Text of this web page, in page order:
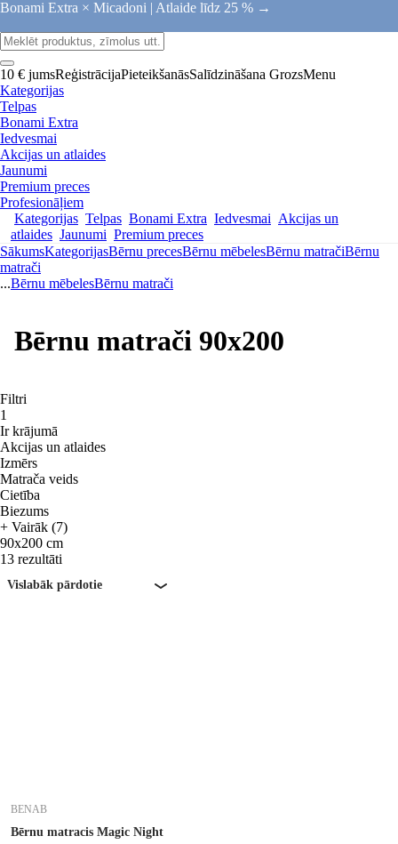
Bonami Extra × Micadoni | Atlaide līdz 25 % →
10 € jumsReģistrācijaPieteikšanāsSalīdzināšana GrozsMenu
Kategorijas
Telpas
Bonami Extra
Iedvesmai
Akcijas un atlaides
Jaunumi
Premium preces
Profesionāļiem
Kategorijas Telpas Bonami Extra Iedvesmai Akcijas un
atlaides Jaunumi Premium preces
SākumsKategorijasBērnu precesBērnu mēbelesBērnu matračiBērnu
matrači
...Bērnu mēbelesBērnu matrači
Bērnu matrači 90x200
Filtri
1
Ir krājumā
Akcijas un atlaides
Izmērs
Matrača veids
Cietība
Biezums
+ Vairāk (7)
90x200 cm
13 rezultāti
Vislabāk pārdotie
BENAB
Bērnu matracis Magic Night